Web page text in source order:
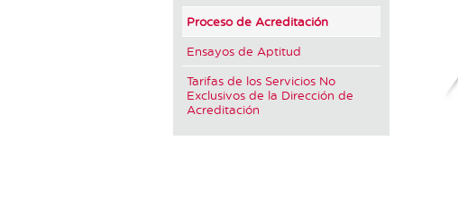
Proceso de Acreditación
Ensayos de Aptitud
Tarifas de los Servicios No
Exclusivos de la Dirección de
Acreditación